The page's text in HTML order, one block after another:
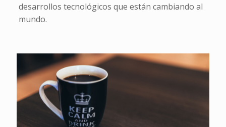
desarrollos tecnológicos que están cambiando al
mundo.